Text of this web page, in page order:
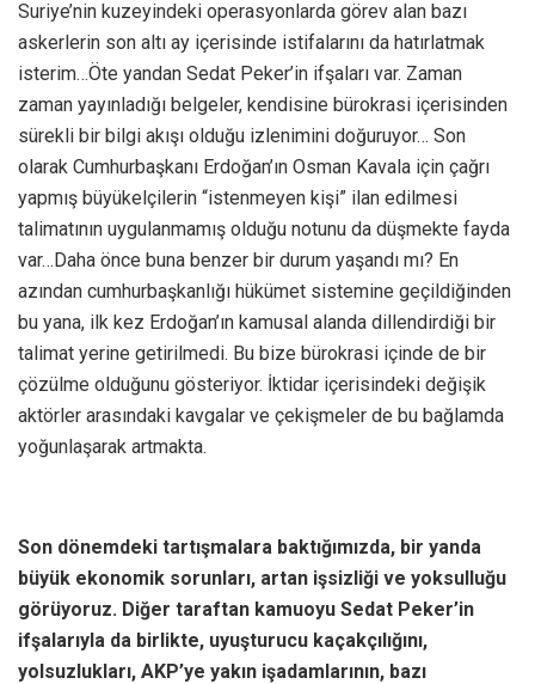
Suriye’nin kuzeyindeki operasyonlarda görev alan bazı
askerlerin son altı ay içerisinde istifalarını da hatırlatmak
isterim…Öte yandan Sedat Peker’in ifşaları var. Zaman
zaman yayınladığı belgeler, kendisine bürokrasi içerisinden
sürekli bir bilgi akışı olduğu izlenimini doğuruyor… Son
olarak Cumhurbaşkanı Erdoğan’ın Osman Kavala için çağrı
yapmış büyükelçilerin “istenmeyen kişi” ilan edilmesi
talimatının uygulanmamış olduğu notunu da düşmekte fayda
var…Daha önce buna benzer bir durum yaşandı mı? En
azından cumhurbaşkanlığı hükümet sistemine geçildiğinden
bu yana, ilk kez Erdoğan’ın kamusal alanda dillendirdiği bir
talimat yerine getirilmedi. Bu bize bürokrasi içinde de bir
çözülme olduğunu gösteriyor. İktidar içerisindeki değişik
aktörler arasındaki kavgalar ve çekişmeler de bu bağlamda
yoğunlaşarak artmakta.
Son dönemdeki tartışmalara baktığımızda, bir yanda
büyük ekonomik sorunları, artan işsizliği ve yoksulluğu
görüyoruz. Diğer taraftan kamuoyu Sedat Peker’in
ifşalarıyla da birlikte, uyuşturucu kaçakçılığını,
yolsuzlukları, AKP’ye yakın işadamlarının, bazı